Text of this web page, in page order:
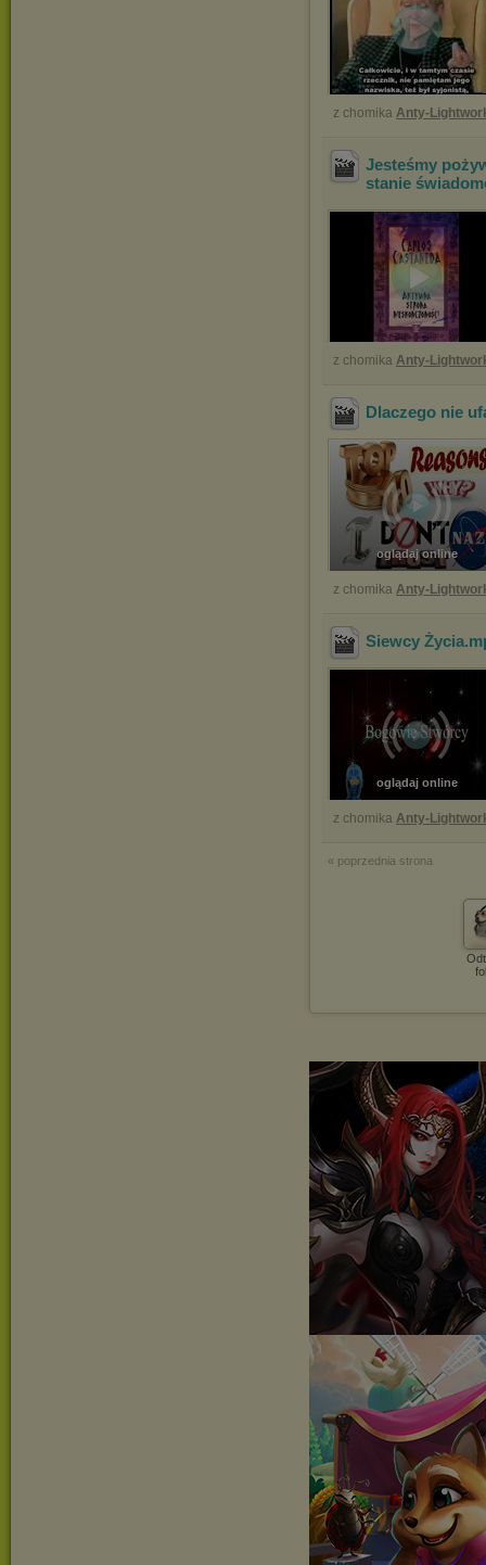
z chomika Anty-
Jesteśmy
stanie
z chomika Anty-
Dlaczego nie
oglądaj online
z chomika Anty-
Siewcy Życia
oglądaj online
z chomika Anty-
« poprzednia strona